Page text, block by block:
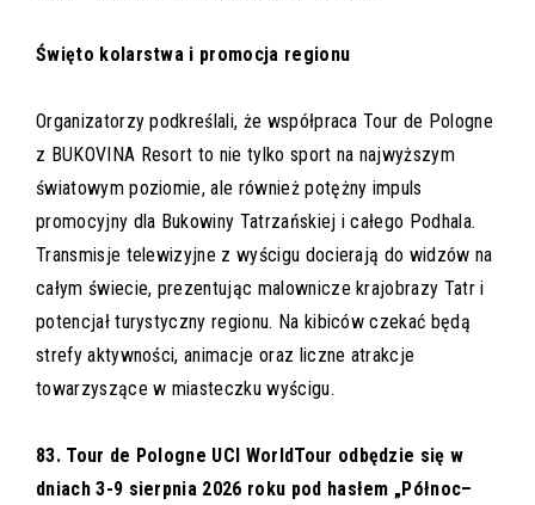
Święto kolarstwa i promocja regionu
Organizatorzy podkreślali, że współpraca Tour de Pologne
z BUKOVINA Resort to nie tylko sport na najwyższym
światowym poziomie, ale również potężny impuls
promocyjny dla Bukowiny Tatrzańskiej i całego Podhala.
Transmisje telewizyjne z wyścigu docierają do widzów na
całym świecie, prezentując malownicze krajobrazy Tatr i
potencjał turystyczny regionu. Na kibiców czekać będą
strefy aktywności, animacje oraz liczne atrakcje
towarzyszące w miasteczku wyścigu.
83. Tour de Pologne UCI WorldTour odbędzie się w
dniach 3-9 sierpnia 2026 roku pod hasłem „Północ–